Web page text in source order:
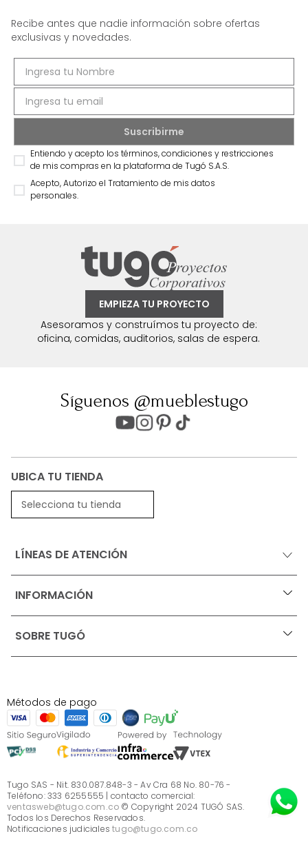
Recibe antes que nadie información sobre ofertas
exclusivas y novedades.
Entiendo y acepto los términos, condiciones y restricciones
de mis compras en la plataforma de Tugó S.A.S.
Acepto, Autorizo el Tratamiento de mis datos
personales.
EMPIEZA TU PROYECTO
Asesoramos y construímos tu proyecto de:
oficina, comidas, auditorios, salas de espera.
Síguenos @mueblestugo
UBICA TU TIENDA
Selecciona tu tienda
LÍNEAS DE ATENCIÓN
INFORMACIÓN +
Ofertas vigentes
Términos, condiciones y restricciones para productos
S.A.S
Términos, condiciones y restricciones Tugó S.A.S
Instructivo cuidado de muebles
Sé parte de Tugó
¿Quiénes somos?
Servicio al cliente
SOBRE TUGÓ +
¿Quieres vender en Tugó?
Métodos de pago
Tugo SAS - Nit. 830.087.848-3 - Av Cra 68 No. 80-76 -
Teléfono: 333 6255555 | contacto comercial:
ventasweb@tugo.com.co © Copyright 2024 TUGÓ SAS.
Todos los Derechos Reservados.
Notificaciones judicialestugo@tugo.com.co